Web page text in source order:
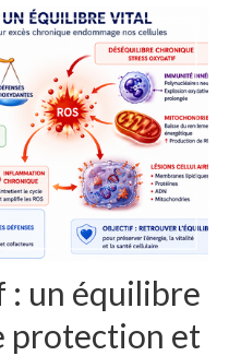
: un équilibre
protection et